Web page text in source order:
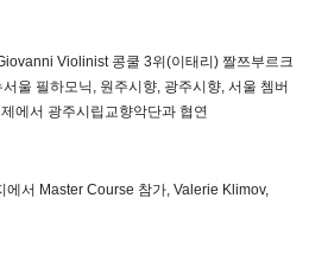
Violinist 콩쿨 3위(이태리) 짤쯔부르크
울 필하모닉, 원주시향, 광주시향, 서울 쳄버
에서 광주시립교향악단과 협연
에서 Master Course 참가, Valerie Klimov,